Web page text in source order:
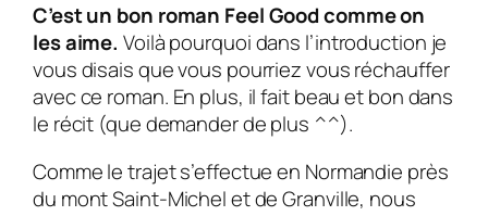
C’est un bon roman Feel Good comme on
les aime. Voilà pourquoi dans l’introduction je
vous disais que vous pourriez vous réchauffer
avec ce roman. En plus, il fait beau et bon dans
le récit (que demander de plus ^^).
Comme le trajet s’effectue en Normandie près
du mont Saint-Michel et de Granville, nous